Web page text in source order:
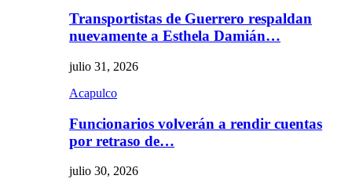
Transportistas de Guerrero respaldan
nuevamente a Esthela Damián…
julio 31, 2026
Acapulco
Funcionarios volverán a rendir cuentas
por retraso de…
julio 30, 2026